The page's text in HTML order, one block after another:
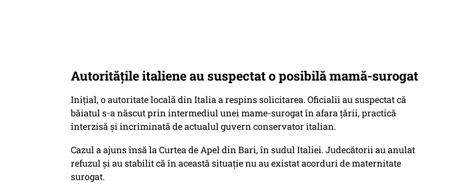
Autoritățile italiene au suspectat o posibilă mamă-surogat
Inițial, o autoritate locală din Italia a respins solicitarea. Oficialii au suspectat că
băiatul s-a născut prin intermediul unei mame-surogat în afara țării, practică
interzisă și incriminată de actualul guvern conservator italian.
Cazul a ajuns însă la Curtea de Apel din Bari, în sudul Italiei. Judecătorii au anulat
refuzul și au stabilit că în această situație nu au existat acorduri de maternitate
surogat.